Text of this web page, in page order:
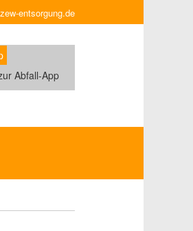
entsorgung.de
Abfall-App